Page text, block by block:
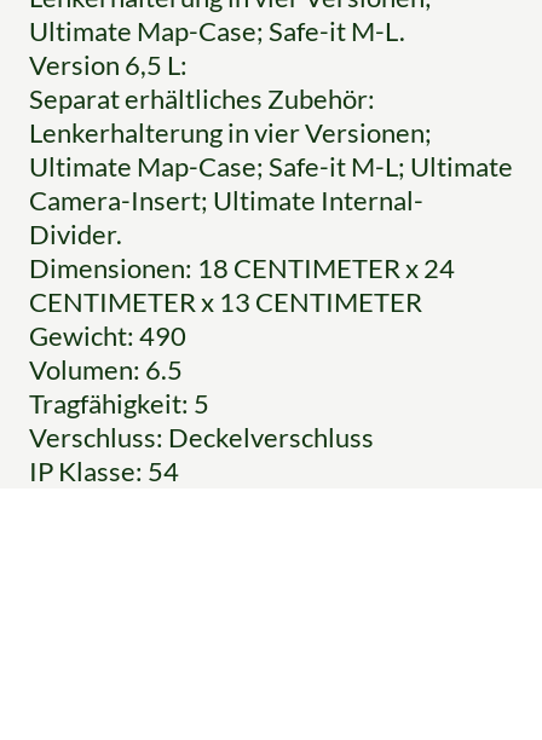
Ultimate Map-Case; Safe-it M-L.
Version 6,5 L:
Separat erhältliches Zubehör:
Lenkerhalterung in vier Versionen;
Ultimate Map-Case; Safe-it M-L; Ultimate
Camera-Insert; Ultimate Internal-
Divider.
Dimensionen: 18 CENTIMETER x 24
CENTIMETER x 13 CENTIMETER
Gewicht: 490
Volumen: 6.5
Tragfähigkeit: 5
Verschluss: Deckelverschluss
IP Klasse: 54